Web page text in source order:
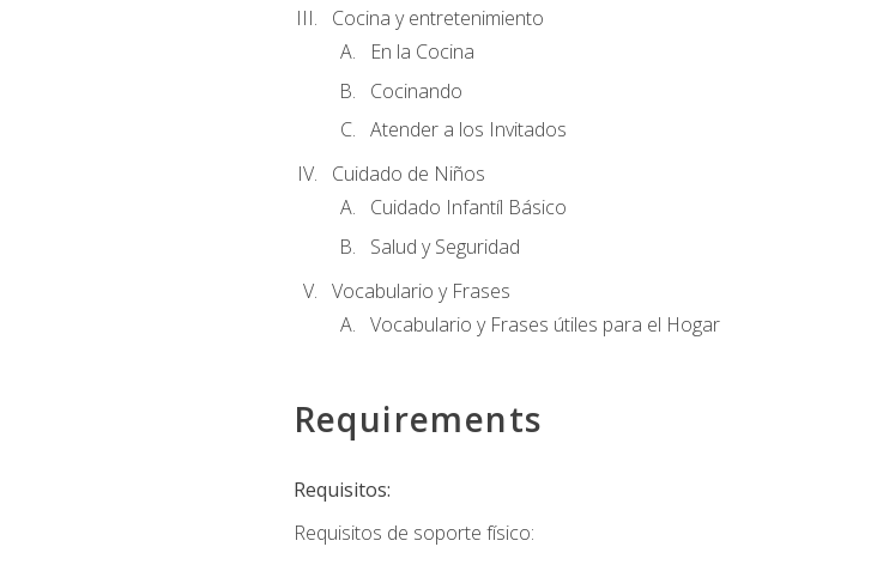
Cocina y entretenimiento
En la Cocina
Cocinando
Atender a los Invitados
Cuidado de Niños
Cuidado Infantíl Básico
Salud y Seguridad
Vocabulario y Frases
Vocabulario y Frases útiles para el Hogar
Requirements
Requisitos:
Requisitos de soporte físico: